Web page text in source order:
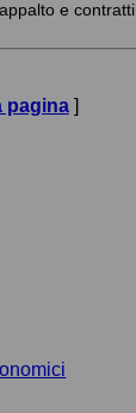
e contratti
pagina]